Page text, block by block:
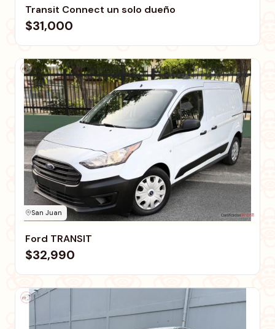
Transit Connect un solo dueño
$31,000
San Juan
Ford TRANSIT
$32,990